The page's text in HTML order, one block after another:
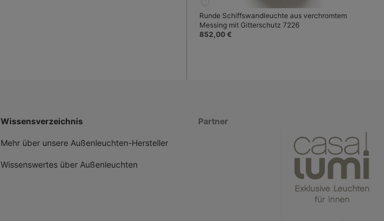
Runde Schiffswandleuchte aus verchromtem
Messing mit Gitterschutz 7226
852,00 €
Wissensverzeichnis
Mehr über unsere Außenleuchten-Hersteller
Wissenswertes über Außenleuchten
Partner